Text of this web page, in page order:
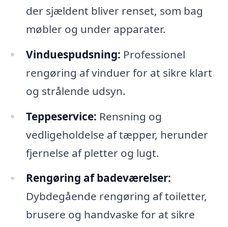
der sjældent bliver renset, som bag
møbler og under apparater.
Vinduespudsning: Professionel
rengøring af vinduer for at sikre klart
og strålende udsyn.
Teppeservice: Rensning og
vedligeholdelse af tæpper, herunder
fjernelse af pletter og lugt.
Rengøring af badeværelser:
Dybdegående rengøring af toiletter,
brusere og handvaske for at sikre